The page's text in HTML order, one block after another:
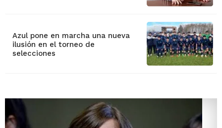
Azul pone en marcha una nueva
ilusión en el torneo de
selecciones